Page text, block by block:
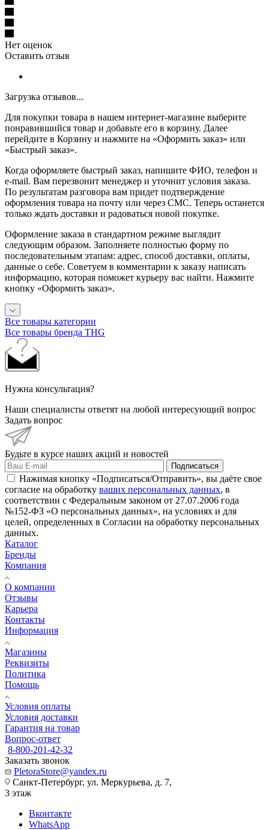
Нет оценок
Оставить отзыв
Загрузка отзывов...
Для покупки товара в нашем интернет-магазине выберите
понравившийся товар и добавьте его в корзину. Далее
перейдите в Корзину и нажмите на «Оформить заказ» или
«Быстрый заказ».
Когда оформляете быстрый заказ, напишите ФИО, телефон и
e-mail. Вам перезвонит менеджер и уточнит условия заказа.
По результатам разговора вам придет подтверждение
оформления товара на почту или через СМС. Теперь останется
только ждать доставки и радоваться новой покупке.
Оформление заказа в стандартном режиме выглядит
следующим образом. Заполняете полностью форму по
последовательным этапам: адрес, способ доставки, оплаты,
данные о себе. Советуем в комментарии к заказу написать
информацию, которая поможет курьеру вас найти. Нажмите
кнопку «Оформить заказ».
Все товары категории
Все товары бренда THG
Нужна консультация?
Наши специалисты ответят на любой интересующий вопрос
Задать вопрос
Будьте в курсе наших акций и новостей
Подписаться
Нажимая кнопку «Подписаться/Отправить», вы даёте свое
согласие на обработку ваших персональных данных, в
соответствии с Федеральным законом от 27.07.2006 года
№152-ФЗ «О персональных данных», на условиях и для
целей, определенных в Согласии на обработку персональных
данных.
Каталог
Бренды
Компания
О компании
Отзывы
Карьера
Контакты
Информация
Магазины
Реквизиты
Политика
Помощь
Условия оплаты
Условия доставки
Гарантия на товар
Вопрос-ответ
8-800-201-42-32
Заказать звонок
PletoraStore@yandex.ru
Санкт-Петербург, ул. Меркурьева, д. 7,
3 этаж
Вконтакте
WhatsApp